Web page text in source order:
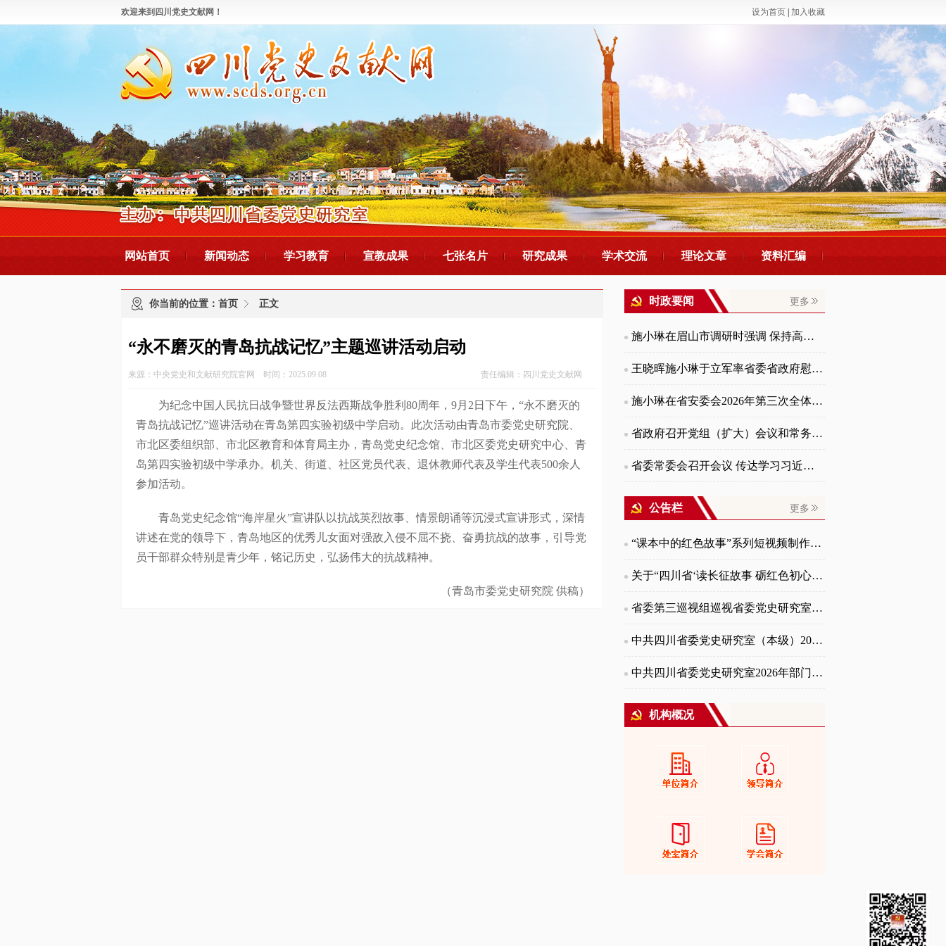
欢迎来到四川党史文献网！ 设为首页 加入收藏
网站首页 新闻动态 学习教育 宣教成果 七张名片 研究成果 学术交流 理论文章 资料汇编
你当前的位置： 首页 正文
“永不磨灭的青岛抗战记忆”主题巡讲活动启动
来源：中央党史和文献研究院官网 时间：2025.09.08 责任编辑：四川党史文献网
为纪念中国人民抗日战争暨世界反法西斯战争胜利80周年，9月2日下午，“永不磨灭的
青岛抗战记忆”巡讲活动在青岛第四实验初级中学启动。此次活动由青岛市委党史研究院、
市北区委组织部、市北区教育和体育局主办，青岛党史纪念馆、市北区委党史研究中心、青
岛第四实验初级中学承办。机关、街道、社区党员代表、退休教师代表及学生代表500余人
参加活动。
青岛党史纪念馆“海岸星火”宣讲队以抗战英烈故事、情景朗诵等沉浸式宣讲形式，深情
讲述在党的领导下，青岛地区的优秀儿女面对强敌入侵不屈不挠、奋勇抗战的故事，引导党
员干部群众特别是青少年，铭记历史，弘扬伟大的抗战精神。
（青岛市委党史研究院 供稿）